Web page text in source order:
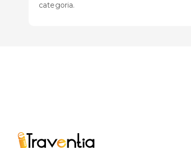
categoria.